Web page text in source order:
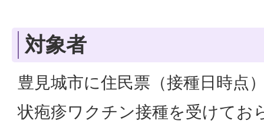
対象者
豊見城市に住民票（接種日時点
状疱疹ワクチン接種を受けてお